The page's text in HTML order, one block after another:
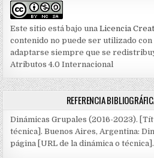
Este sitio está bajo unaLicencia
contenido no puede ser utilizado
adaptarse siempre que se
Atributos 4.0 Internacional
REFERENCIA
Dinámicas Grupales (2016-2023).
técnica]. Buenos Aires, Argentina:
página [URL de la dinámica o técnica].